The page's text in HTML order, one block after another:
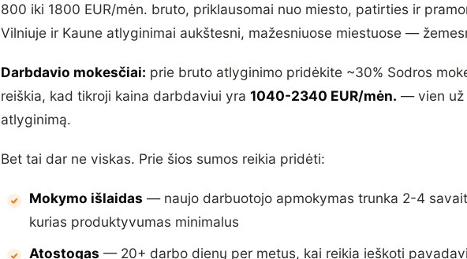
800 iki 1800 EUR/mėn. bruto, priklausomai nuo miesto, patirties ir
Vilniuje ir Kaune atlyginimai aukštesni, mažesniuose miestuose —
Darbdavio mokesčiai: prie bruto atlyginimo pridėkite ~30% Sodros
reiškia, kad tikroji kaina darbdaviui yra 1040-2340 EUR/mėn. — vien už
atlyginimą.
Bet tai dar ne viskas. Prie šios sumos reikia pridėti:
Mokymo išlaidas — naujo darbuotojo apmokymas trunka 2-4
kurias produktyvumas minimalus
Atostogas — 20+ darbo dienų per metus, kai reikia ieškoti